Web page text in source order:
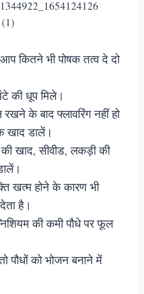
कितने भी पोषक तत्व दे दो
की धूप मिले।
के बाद फ्लावरिंग नहीं हो
खाद डालें।
की खाद, सीवीड, लकड़ी की
खत्म होने के कारण भी
है।
की कमी पौधे पर फूल
पौधों को भोजन बनाने में